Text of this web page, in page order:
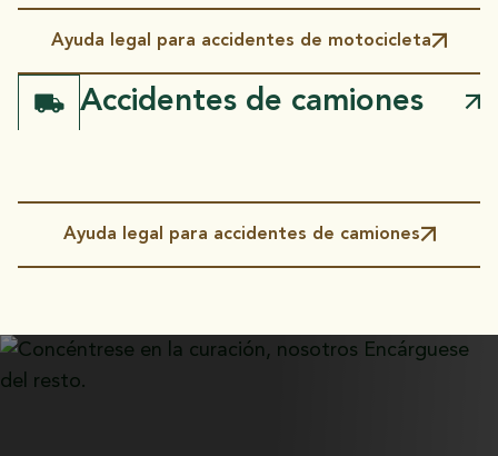
Ayuda legal para accidentes de motocicleta
Accidentes de camiones
Ayuda legal para accidentes de camiones